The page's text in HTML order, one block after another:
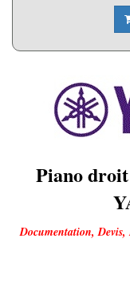
Piano
Documentation, Devis,